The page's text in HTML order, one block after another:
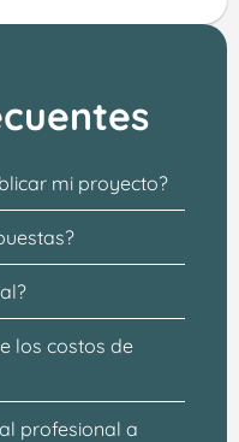
mi proyecto?
los costos de
profesional a